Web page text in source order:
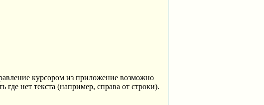
курсором из приложение возможно
нет текста (например, справа от строки).